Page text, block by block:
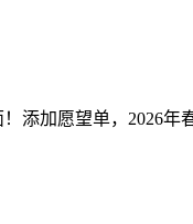
添加愿望单，2026